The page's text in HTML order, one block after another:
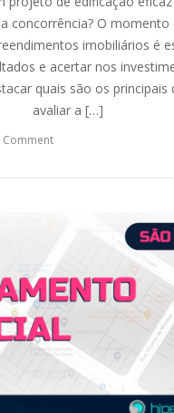
concorrência? O momento
imobiliários é
e acertar nos
quais são os principais
avaliar a […]
Comment